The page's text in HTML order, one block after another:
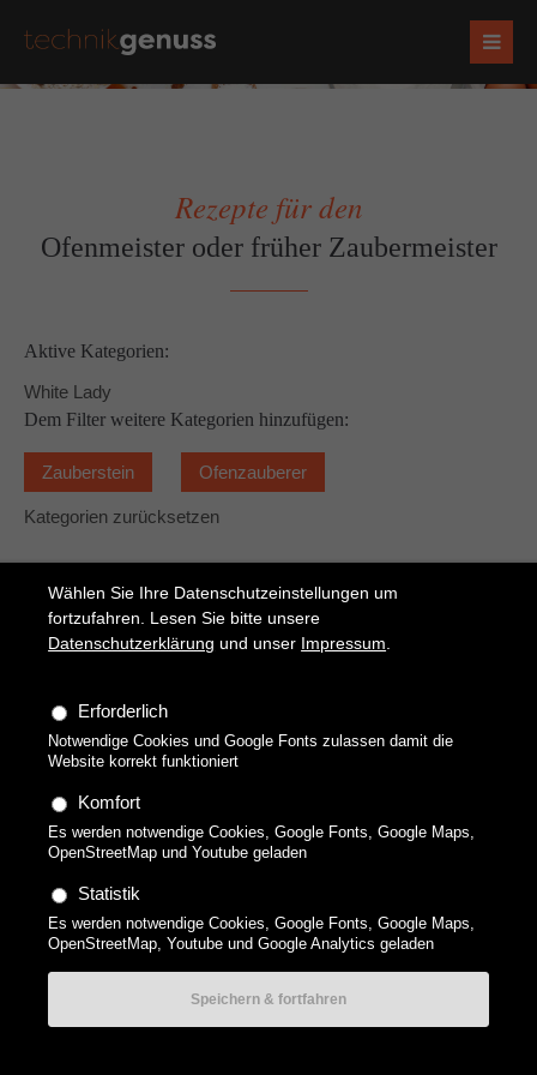
Rezepte für den
Ofenmeister oder früher Zaubermeister
Aktive Kategorien:
White Lady
Dem Filter weitere Kategorien hinzufügen:
Zauberstein Ofenzauberer
Kategorien zurücksetzen
vorbehalten.
Datenschutzerklärung
Impressum
Datenschutz-
Einstellungen
AGBs Gutscheine
Wählen Sie Ihre Datenschutzeinstellungen um
fortzufahren. Lesen Sie bitte unsere
Datenschutzerklärung und unser Impressum.
Erforderlich
Notwendige Cookies und Google Fonts zulassen damit die
Website korrekt funktioniert
Komfort
Es werden notwendige Cookies, Google Fonts, Google Maps,
OpenStreetMap und Youtube geladen
Statistik
Es werden notwendige Cookies, Google Fonts, Google Maps,
OpenStreetMap, Youtube und Google Analytics geladen